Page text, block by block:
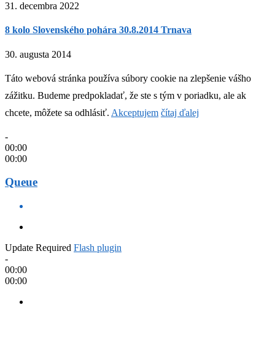
31. decembra 2022
8 kolo Slovenského pohára 30.8.2014 Trnava
30. augusta 2014
Táto webová stránka používa súbory cookie na zlepšenie vášho
zážitku. Budeme predpokladať, že ste s tým v poriadku, ale ak
chcete, môžete sa odhlásiť. Akceptujem čítaj ďalej
-
00:00
00:00
Queue
Update Required Flash plugin
-
00:00
00:00